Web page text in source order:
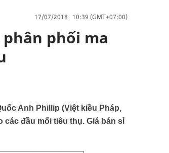
17/07/2018 10:39 (GMT+07:00)
phối ma
Anh Phillip (Việt kiều Pháp,
các đầu mối tiêu thụ. Giá bán sỉ